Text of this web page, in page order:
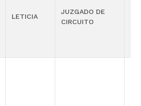
LETICIA
JUZGADO DE
CIRCUITO